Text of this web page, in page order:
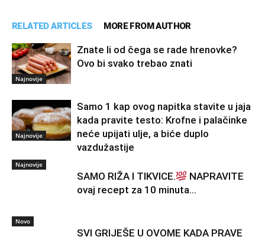
RELATED ARTICLES MORE FROM AUTHOR
Najnovije
Znate li od čega se rade hrenovke?
Ovo bi svako trebao znati
Najnovije
Samo 1 kap ovog napitka stavite u jaja
kada pravite testo: Krofne i palačinke
neće upijati ulje, a biće duplo
vazdužastije
Najnovije
SAMO RIŽA I TIKVICE.
NAPRAVITE
ovaj recept za 10 minuta…
Novo
SVI GRIJEŠE U OVOME KADA PRAVE